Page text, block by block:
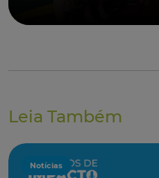
Leia Também
Notícias